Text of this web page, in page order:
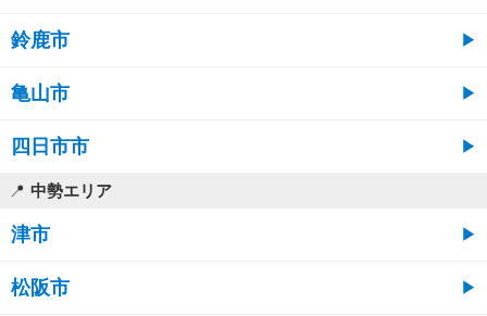
鈴鹿市
亀山市
四日市市
中勢エリア
津市
松阪市